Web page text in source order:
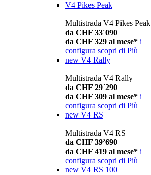
V4 Pikes Peak
Multistrada V4 Pikes Peak
da CHF 33´090
da CHF 329 al mese* i
configura scopri di Più
new V4 Rally
Multistrada V4 Rally
da CHF 29´290
da CHF 309 al mese* i
configura scopri di Più
new V4 RS
Multistrada V4 RS
da CHF 39’690
da CHF 419 al mese* i
configura scopri di Più
new V4 RS 100